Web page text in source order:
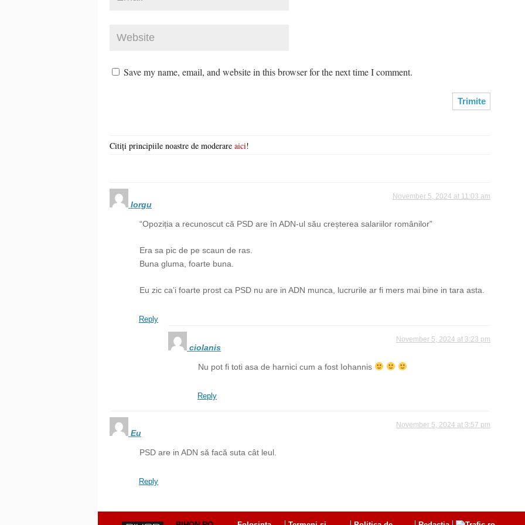
Save my name, email, and website in this browser for the next time I comment.
Citiți principiile noastre de moderare aici!
Iorgu
November 5, 2024 at 11:03 am
“Opoziția a recunoscut că PSD are în ADN-ul său creșterea salariilor românilor”
Era sa pic de pe scaun de ras.
Buna gluma, foarte buna.
Eu zic ca’i foarte prost ca PSD nu are in ADN munca, lucrurile ar fi mers mai bine in tara asta.
Reply
ciolanis
November 5, 2024 at 3:23 pm
Nu pot fi toti asa de harnici cum a fost Iohannis
Reply
Eu
November 5, 2024 at 3:57 pm
PSD are in ADN să facă suta cât leul.
Reply